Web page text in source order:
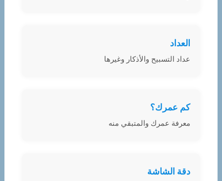
العداد
عداد التسبيح والأذكار وغيرها
كم عمرك؟
معرفة عمرك والمتبقي منه
دقة الشاشة